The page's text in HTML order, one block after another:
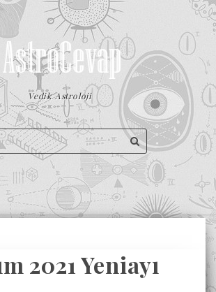
Vedik Astroloji
2021 Yeniayı